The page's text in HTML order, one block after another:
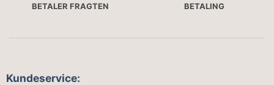
BETALER FRAGTEN
BETALING
Kundeservice: